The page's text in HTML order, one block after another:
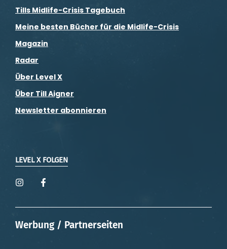
Tills Midlife-Crisis Tagebuch
Meine besten Bücher für die Midlife-Crisis
Magazin
Radar
Über Level X
Über Till Aigner
Newsletter abonnieren
LEVEL X FOLGEN
Werbung / Partnerseiten